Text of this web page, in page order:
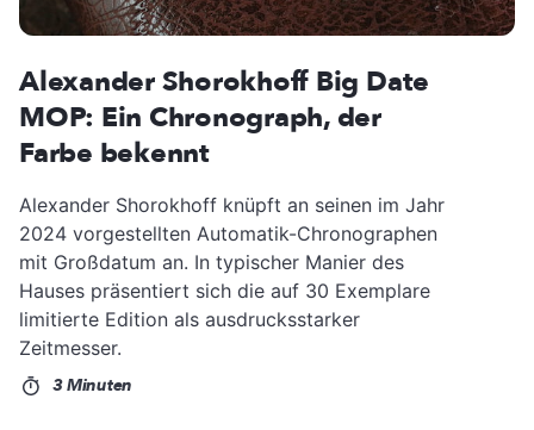
Alexander Shorokhoff Big Date
MOP: Ein Chronograph, der
Farbe bekennt
Alexander Shorokhoff knüpft an seinen im Jahr
2024 vorgestellten Automatik-Chronographen
mit Großdatum an. In typischer Manier des
Hauses präsentiert sich die auf 30 Exemplare
limitierte Edition als ausdrucksstarker
Zeitmesser.
3 Minuten